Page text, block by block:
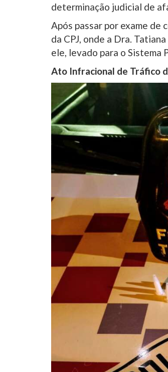
determinação judicial de
Após passar por exame
da CPJ, onde a Dra.
ele, levado para o Sistema
Ato Infracional de Tráfico